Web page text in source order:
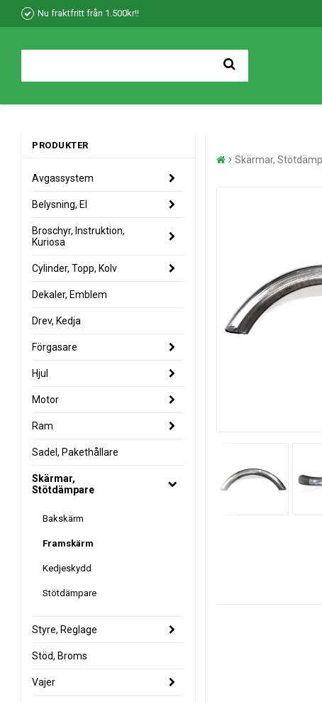
Nu fraktfritt från 1.500kr!!
PRODUKTER
Avgassystem
Belysning, El
Broschyr, Instruktion,
Kuriosa
Cylinder, Topp, Kolv
Dekaler, Emblem
Drev, Kedja
Förgasare
Hjul
Motor
Ram
Sadel, Pakethållare
Skärmar,
Stötdämpare
Bakskärm
Framskärm
Kedjeskydd
Stötdämpare
Styre, Reglage
Stöd, Broms
Vajer
Skärmar,